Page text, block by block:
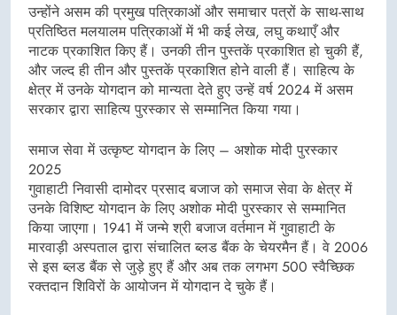
उन्होंने असम की प्रमुख पत्रिकाओं और समाचार पत्रों के साथ-साथ
प्रतिष्ठित मलयालम पत्रिकाओं में भी कई लेख, लघु कथाएँ और
नाटक प्रकाशित किए हैं। उनकी तीन पुस्तकें प्रकाशित हो चुकी हैं,
और जल्द ही तीन और पुस्तकें प्रकाशित होने वाली हैं। साहित्य के
क्षेत्र में उनके योगदान को मान्यता देते हुए उन्हें वर्ष 2024 में असम
सरकार द्वारा साहित्य पुरस्कार से सम्मानित किया गया।
समाज सेवा में उत्कृष्ट योगदान के लिए – अशोक मोदी पुरस्कार
2025
गुवाहाटी निवासी दामोदर प्रसाद बजाज को समाज सेवा के क्षेत्र में
उनके विशिष्ट योगदान के लिए अशोक मोदी पुरस्कार से सम्मानित
किया जाएगा। 1941 में जन्मे श्री बजाज वर्तमान में गुवाहाटी के
मारवाड़ी अस्पताल द्वारा संचालित ब्लड बैंक के चेयरमैन हैं। वे 2006
से इस ब्लड बैंक से जुड़े हुए हैं और अब तक लगभग 500 स्वैच्छिक
रक्तदान शिविरों के आयोजन में योगदान दे चुके हैं।